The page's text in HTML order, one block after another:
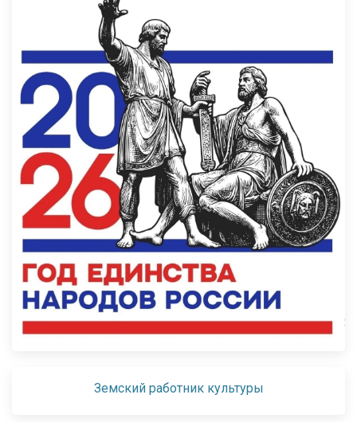
Земский работник культуры